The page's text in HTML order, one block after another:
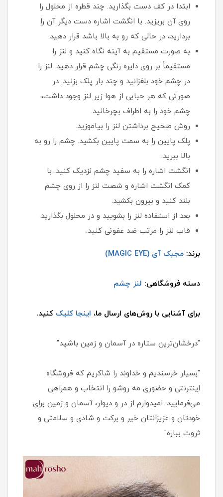
ابتدا در کف دست بگذارید. چند قطره از محلول را
روی آن بریزید. با انگشت اشاره دست دیگر آن را
بردارید، در حالی که رو به بالا باشد قرار دهید.
به صورت مستقیم به آینه نگاه کنید و لنز را
مستقیماً بر روی دایره رنگی چشم قرار دهید. لنز را
در چشم خود بلغزانید و چند بار پلک بزنید. در
صورتی که هر حبابی از هوا زیر لنز وجود داشت،
چشم خود را به اطراف بچرخانید.
روش صحیح برداشتن لنز را بیاموزید.
پلک پایین را به سمت پایین بکشید. چشم را رو به
بالا ببرید.
انگشت اشاره را به سفید چشم نزدیک کنید. با
کمک انگشت اشاره و شصت لنز را از روی چشم
بلند کنید و بیرون بکشید.
بعد از استفاده لنز را بشویید و در محلول بگذارید.
قاب لنز را مرتب ضد عفونی کنید.
برند: مجیک آی (MAGIC EYE)
دسته فروشگاهی: لنز چشم
برای آشنایی با روش‌های ارسال ما، اینجا کلیک کنید.
"درخشان‌ترین ستاره در آسمان و زمین باشید"
"بسیار خرسندیم و خداوند را شاکریم که فروشگاه
اینترنتی و حضوری مه روشو را انتخاب و همراهی
می‌فرمایید. امیدوارم از در و دیوار، آسمان و زمین برای
خودتان و عزیزانتان خیر و برکت و شادی و سلامتی و
ثروت بباره"